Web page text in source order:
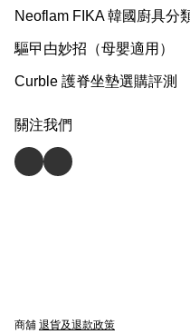
Neoflam FIKA 韓國廚具分
驅曱甴妙招（母嬰適用）
Curble 護脊坐墊選購評測
關注我們
商舖 退貨及退款政策